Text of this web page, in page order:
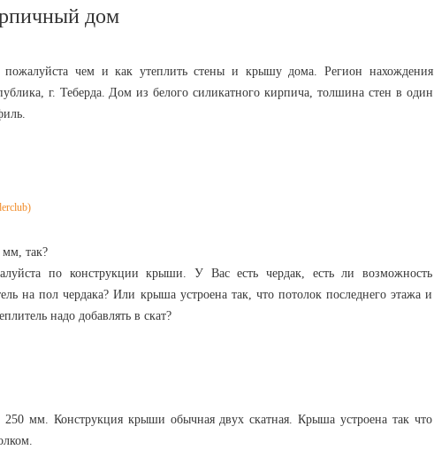
дом
пожалуйста чем и как утеплить стены и крышу дома. Регион нахождения
г. Теберда. Дом из белого силикатного кирпича, толшина стен в один
так?
по конструкции крыши. У Вас есть чердак, есть ли возможность
на пол чердака? Или крыша устроена так, что потолок последнего этажа и
надо добавлять в скат?
мм. Конструкция крыши обычная двух скатная. Крыша устроена так что